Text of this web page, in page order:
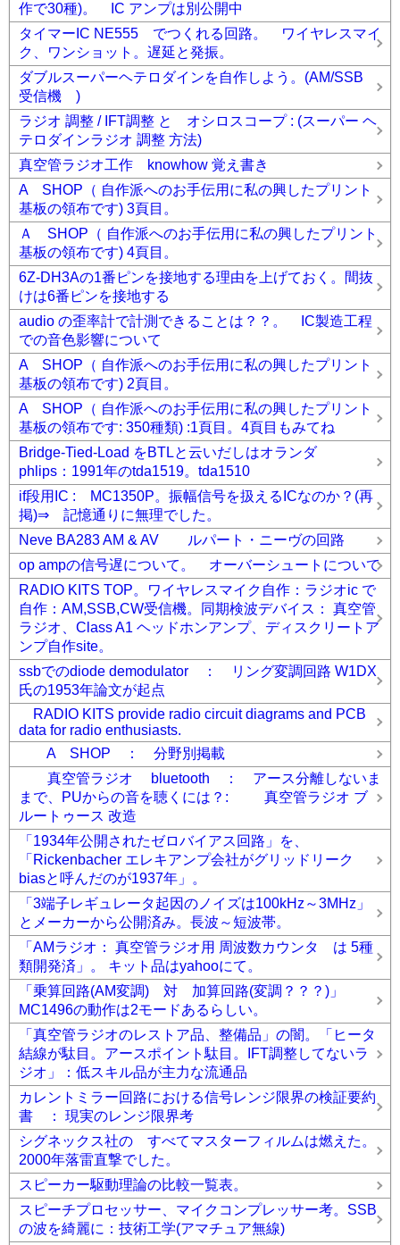
作で30種)。 IC アンプは別公開中
タイマーIC NE555 でつくれる回路。 ワイヤレスマイ
ク、ワンショット。遅延と発振。
ダブルスーパーヘテロダインを自作しよう。(AM/SSB
受信機 )
ラジオ 調整 / IFT調整 と オシロスコープ : (スーパー ヘ
テロダインラジオ 調整 方法)
真空管ラジオ工作 knowhow 覚え書き
A SHOP（ 自作派へのお手伝用に私の興したプリント
基板の領布です) 3頁目。
Ａ SHOP（ 自作派へのお手伝用に私の興したプリント
基板の領布です) 4頁目。
6Z-DH3Aの1番ピンを接地する理由を上げておく。間抜
けは6番ピンを接地する
audio の歪率計で計測できることは？？。 IC製造工程
での音色影響について
A SHOP（ 自作派へのお手伝用に私の興したプリント
基板の領布です) 2頁目。
A SHOP（ 自作派へのお手伝用に私の興したプリント
基板の領布です: 350種類) :1頁目。4頁目もみてね
Bridge-Tied-Load をBTLと云いだしはオランダ
phlips：1991年のtda1519。tda1510
if段用IC : MC1350P。振幅信号を扱えるICなのか？(再
掲)⇒ 記憶通りに無理でした。
Neve BA283 AM & AV ルパート・ニーヴの回路
op ampの信号遅について。 オーバーシュートについて
RADIO KITS TOP。ワイヤレスマイク自作：ラジオic で
自作：AM,SSB,CW受信機。同期検波デバイス： 真空管
ラジオ、Class A1 ヘッドホンアンプ、ディスクリートア
ンプ自作site。
ssbでのdiode demodulator ： リング変調回路 W1DX
氏の1953年論文が起点
RADIO KITS provide radio circuit diagrams and PCB
data for radio enthusiasts.
A SHOP ： 分野別掲載
真空管ラジオ bluetooth ： アース分離しないま
まで、PUからの音を聴くには？: 真空管ラジオ ブ
ルートゥース 改造
「1934年公開されたゼロバイアス回路」を、
「Rickenbacher エレキアンプ会社がグリッドリーク
biasと呼んだのが1937年」。
「3端子レギュレータ起因のノイズは100kHz～3MHz」
とメーカーから公開済み。長波～短波帯。
「AMラジオ： 真空管ラジオ用 周波数カウンタ は 5種
類開発済」。 キット品はyahooにて。
「乗算回路(AM変調) 対 加算回路(変調？？？)」
MC1496の動作は2モードあるらしい。
「真空管ラジオのレストア品、整備品」の闇。「ヒータ
結線が駄目。アースポイント駄目。IFT調整してないラ
ジオ」：低スキル品が主力な流通品
カレントミラー回路における信号レンジ限界の検証要約
書 ： 現実のレンジ限界考
シグネックス社の すべてマスターフィルムは燃えた。
2000年落雷直撃でした。
スピーカー駆動理論の比較一覧表。
スピーチプロセッサー、マイクコンプレッサー考。SSB
の波を綺麗に：技術工学(アマチュア無線)